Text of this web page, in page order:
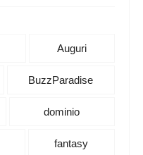
Auguri
BuzzParadise
dominio
fantasy